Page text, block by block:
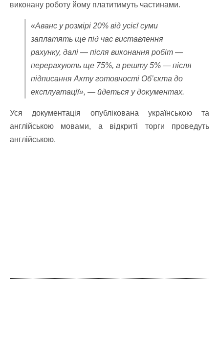
виконану роботу йому платитимуть частинами.
«Аванс у розмірі 20% від усієї суми
заплатять ще під час виставлення
рахунку, далі — після виконання робіт —
перерахують ще 75%, а решту 5% — після
підписання Акту готовності Об’єкта до
експлуатації», — йдеться у документах.
Уся документація опублікована українською та
англійською мовами, а відкриті торги проведуть
англійською.